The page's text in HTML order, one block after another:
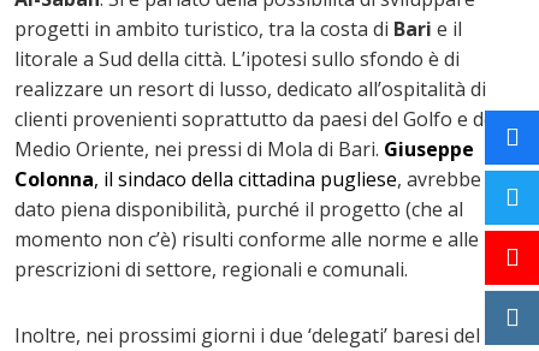
progetti in ambito turistico, tra la costa di Bari e il
litorale a Sud della città. L’ipotesi sullo sfondo è di
realizzare un resort di lusso, dedicato all’ospitalità di
clienti provenienti soprattutto da paesi del Golfo e del
Medio Oriente, nei pressi di Mola di Bari. Giuseppe
Colonna, il sindaco della cittadina pugliese, avrebbe già
dato piena disponibilità, purché il progetto (che al
momento non c’è) risulti conforme alle norme e alle
prescrizioni di settore, regionali e comunali.
Inoltre, nei prossimi giorni i due ‘delegati’ baresi del